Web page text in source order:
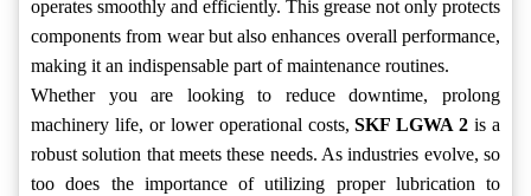
operates smoothly and efficiently. This grease not only protects
components from wear but also enhances overall performance,
making it an indispensable part of maintenance routines.
Whether you are looking to reduce downtime, prolong
machinery life, or lower operational costs,SKF LGWA 2 is a
robust solution that meets these needs. As industries evolve, so
too does the importance of utilizing proper lubrication to